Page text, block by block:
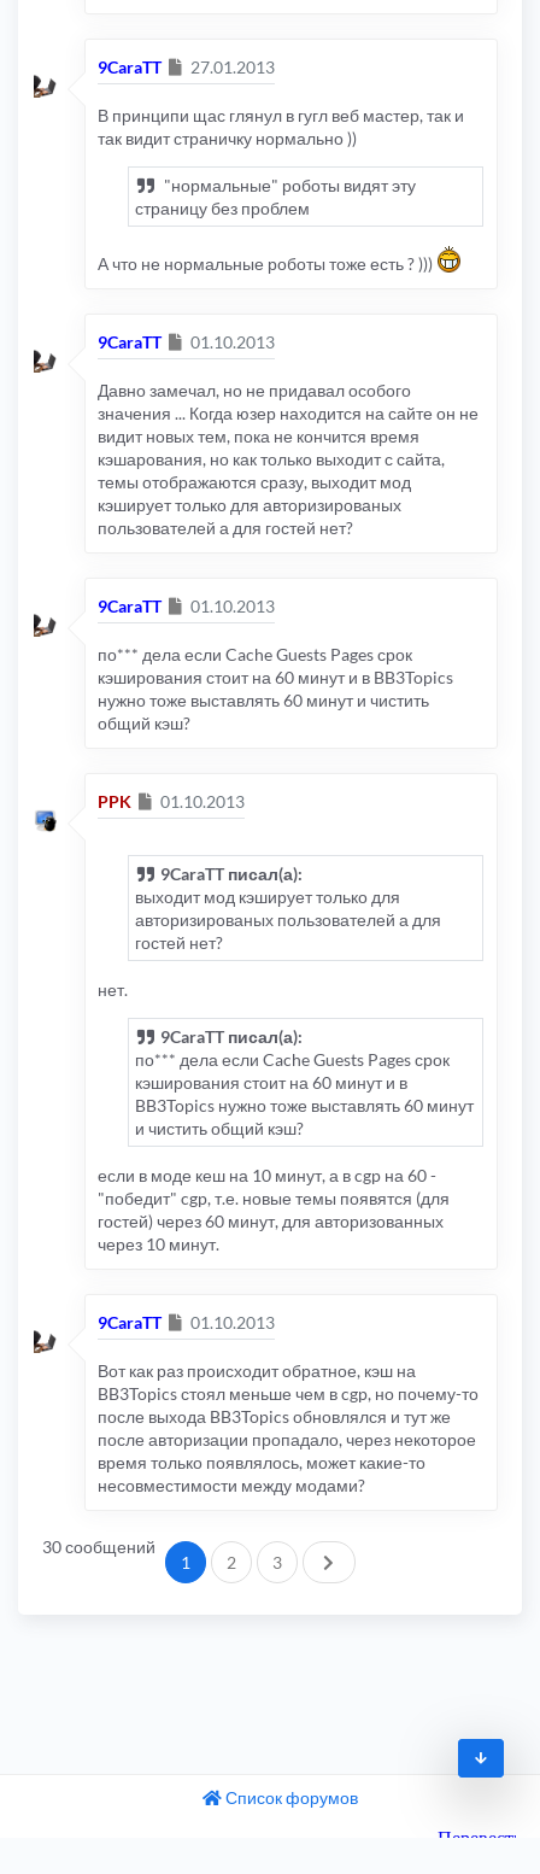
9CaraTT Сообщение
27.01.2013
В принципи щас глянул в гугл веб мастер, так и
так видит страничку нормально ))
"нормальные" роботы видят эту
страницу без проблем
А что не нормальные роботы тоже есть ? )))
9CaraTT Сообщение
01.10.2013
Давно замечал, но не придавал особого
значения ... Когда юзер находится на сайте он не
видит новых тем, пока не кончится время
кэшарования, но как только выходит с сайта,
темы отображаются сразу, выходит мод
кэширует только для авторизированых
пользователей а для гостей нет?
9CaraTT Сообщение
01.10.2013
по*** дела если Cache Guests Pages срок
кэширования стоит на 60 минут и в BB3Topics
нужно тоже выставлять 60 минут и чистить
общий кэш?
PPK Сообщение
01.10.2013
9CaraTT писал(а):
выходит мод кэширует только для
авторизированых пользователей а для
гостей нет?
нет.
9CaraTT писал(а):
по*** дела если Cache Guests Pages срок
кэширования стоит на 60 минут и в
BB3Topics нужно тоже выставлять 60 минут
и чистить общий кэш?
если в моде кеш на 10 минут, а в cgp на 60 -
"победит" cgp, т.е. новые темы появятся (для
гостей) через 60 минут, для авторизованных
через 10 минут.
9CaraTT Сообщение
01.10.2013
Вот как раз происходит обратное, кэш на
BB3Topics стоял меньше чем в cgp, но почему-то
после выхода BB3Topics обновлялся и тут же
после авторизации пропадало, через некоторое
время только появлялось, может какие-то
несовместимости между модами?
30 сообщений
1 2 3 След.
Список форумов